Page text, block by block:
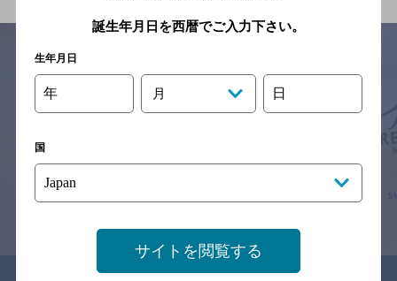
サイトマップ ご意見・ご感想 利用規約
念のためお店にご確認の上ご来店くださいますようお願い申し上げま
す。
誕生年月日を西暦でご入力下さい。
生年月日
年 月 日
国
サイトを閲覧する